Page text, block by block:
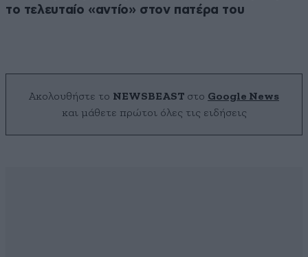
το τελευταίο «αντίο» στον πατέρα του
Ακολουθήστε το NEWSBEAST στο Google News
και μάθετε πρώτοι όλες τις ειδήσεις